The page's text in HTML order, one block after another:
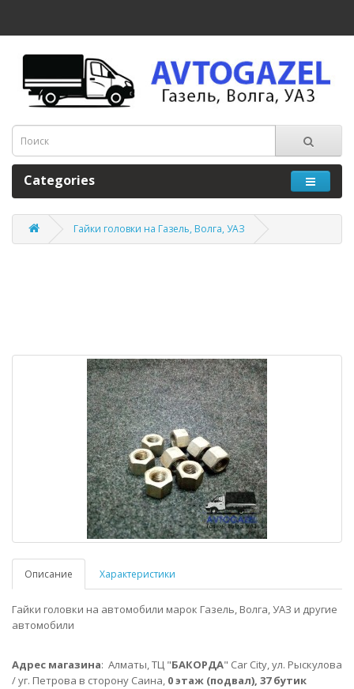
Categories
Гайки головки на Газель, Волга, УАЗ
Описание Характеристики
Гайки головки на автомобили марок Газель, Волга, УАЗ и другие
автомобили
Адрес магазина: Алматы,ТЦ "БАКОРДА" Car City, ул. Рыскулова
/ уг. Петрова в сторону Саина, 0 этаж (подвал), 37 бутик